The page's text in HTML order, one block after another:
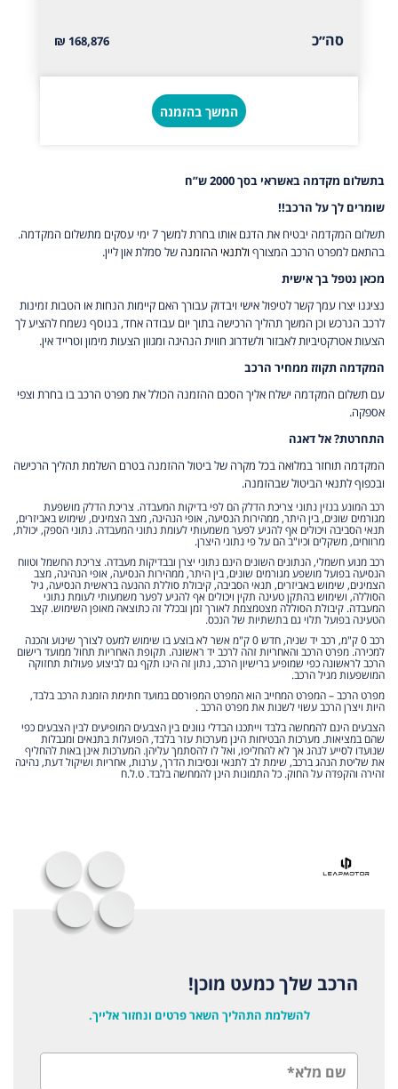
סה״כ 168,876 ₪
המשך בהזמנה
בתשלום מקדמה באשראי בסך 2000 ש”ח
שומרים לך על הרכב!!
תשלום המקדמה יבטיח את הדגם אותו בחרת למשך 7 ימי עסקים מתשלום המקדמה.
בהתאם למפרט הרכב המצורף ולתנאי ההזמנה של סמלת און ליין.
מכאן נטפל בך אישית
נציגנו יצרו עמך קשר לטיפול אישי ויבדוק עבורך האם קיימות הנחות או הטבות זמינות
לרכב הנרכש וכן המשך תהליך הרכישה בתוך יום עבודה אחד, בנוסף נשמח להציע לך
הצעות אטרקטיביות לאבזור ולשדרוג חווית הנהיגה ומגוון הצעות מימון וטרייד אין.
המקדמה תקוזז ממחיר הרכב
עם תשלום המקדמה ישלח אליך הסכם ההזמנה הכולל את מפרט הרכב בו בחרת וצפי
אספקה.
התחרטת? אל דאגה
המקדמה תוחזר במלואה בכל מקרה של ביטול ההזמנה בטרם השלמת תהליך הרכישה
ובכפוף לתנאי הביטול שבהזמנה.
רכב המונע בנזין נתוני צריכת הדלק הם לפי בדיקות המעבדה. צריכת הדלק מושפעת
מגורמים שונים, בין היתר, ממהירות הנסיעה, אופי הנהיגה, מצב הצמיגים, שימוש באביזרים,
תנאי הסביבה ויכולים אף להגיע לפער משמעותי לעומת נתוני המעבדה. נתוני הספק, יכולת,
מרווחים, משקלים וכיו"ב הם על פי נתוני היצרן.
רכב מנוע חשמלי, הנתונים השונים הינם נתוני יצרן ובבדיקות מעבדה. צריכת החשמל וטווח
הנסיעה בפועל מושפע מגורמים שונים, בין היתר, ממהירות הנסיעה, אופי הנהיגה, מצב
הצמיגים, שימוש באביזרים, תנאי הסביבה, קיבולת סוללת ההנעה בראשית הנסיעה, גיל
הסוללה, ושימוש בהתקן טעינה תקין ויכולים אף להגיע לפער משמעותי לעומת נתוני
המעבדה. קיבולת הסוללה מצטמצמת לאורך זמן ובכלל זה כתוצאה מאופן השימוש. קצב
הטעינה בפועל תלוי גם בתשתיות של הנכס.
רכב 0 ק"מ, רכב יד שניה, חדש 0 ק"מ אשר לא בוצע בו שימוש למעט לצורך שינוע והכנה
למכירה. מפרט הרכב והאחריות זהה לרכב יד ראשונה. תקופת האחריות תחול ממועד רישום
הרכב לראשונה כפי שמופיע ברישיון הרכב, נתון זה הינו תקף גם לביצוע פעולות תחזוקה
המושפעות מגיל הרכב.
מפרט הרכב – המפרט המחייב הוא המפרט המפורסם במועד חתימת הזמנת הרכב בלבד,
היות ויצרן הרכב עשוי לשנות את מפרט הרכב .
הצבעים הינם להמחשה בלבד וייתכנו הבדלי גוונים בין הצבעים המופיעים לבין הצבעים כפי
שהם במציאות. מערכות הבטיחות הינן מערכות עזר בלבד, הפועלות בתנאים ומגבלות
שנועדו לסייע לנהג אך לא להחליפו, ואל לו להסתמך עליהן. המערכות אינן באות להחליף
את שליטת הנהג ברכב, שימת לב לתנאי ונסיבות הדרך, ערנות, אחריות ושיקול דעת, נהיגה
זהירה והקפדה על החוק. כל התמונות הינן להמחשה בלבד. ט.ל.ח
הרכב שלך כמעט מוכן!
להשלמת התהליך השאר פרטים ונחזור אלייך.